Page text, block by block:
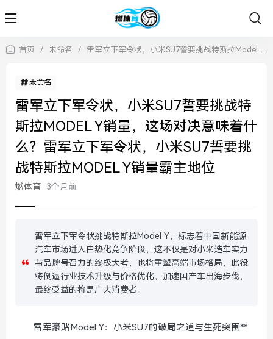
首页 / 未命名 / 雷军立下军令状，小米SU7誓要挑战特斯拉Model Y销量，这场对决意味着什么？雷军立下军令状，小米SU7誓要挑战特斯拉Model Y销量霸主地位
未命名
雷军立下军令状，小米SU7誓要挑战特
斯拉MODEL Y销量，这场对决意味着什
么？雷军立下军令状，小米SU7誓要挑
战特斯拉MODEL Y销量霸主地位
燃体育 3个月前
雷军立下军令状挑战特斯拉Model Y，标志着中国新能源
汽车市场进入白热化竞争阶段，这不仅是对小米造车实力
与品牌号召力的终极大考，也将重塑高端市场格局，此役
将倒逼行业技术升级与价格优化，加速国产车出海步伐，
最终受益的将是广大消费者。
雷军豪赌Model Y：小米SU7的破局之道与生死突围**